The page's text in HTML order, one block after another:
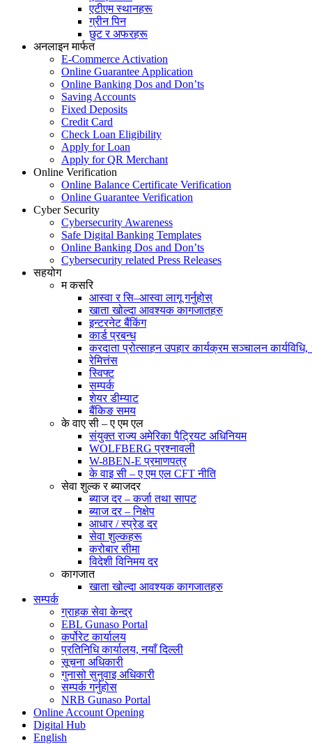
एटीएम स्थानहरू
ग्रीन पिन
छुट र अफरहरू
अनलाइन मार्फत
E-Commerce Activation
Online Guarantee Application
Online Banking Dos and Don’ts
Saving Accounts
Fixed Deposits
Credit Card
Check Loan Eligibility
Apply for Loan
Apply for QR Merchant
Online Verification
Online Balance Certificate Verification
Online Guarantee Verification
Cyber Security
Cybersecurity Awareness
Safe Digital Banking Templates
Online Banking Dos and Don’ts
Cybersecurity related Press Releases
सहयोग
म कसरि
आस्वा र सि–आस्वा लागू गर्नुहोस्
खाता खोल्दा आवश्यक कागजातहरु
इन्टरनेट बैंकिंग
कार्ड प्रबन्ध
करदाता प्रोत्साहन उपहार कार्यक्रम सञ्चालन
रेमित्तंस
स्विफ्ट
सम्पर्क
शेयर डीम्याट
बैंकिङ समय
के वाए सी – ए एम एल
संयुक्त राज्य अमेरिका पैट्रियट अधिनियम
WOLFBERG प्रश्नावली
W-8BEN-E प्रमाणपत्र
के वाइ सी – ए एम एल CFT नीति
सेवा शुल्क र ब्याजदर
ब्याज दर – कर्जा तथा सापट
ब्याज दर – निक्षेप
आधार / स्प्रेड दर
सेवा शुल्कहरू
करोबार सीमा
विदेशी विनिमय दर
कागजात
खाता खोल्दा आवश्यक कागजातहरु
सम्पर्क
ग्राहक सेवा केन्द्र
EBL Gunaso Portal
कर्पोरेट कार्यालय
प्रतिनिधि कार्यालय, नयाँ दिल्ली
सूचना अधिकारी
गुनासो सुनुवाइ अधिकारी
सम्पर्क गर्नुहोस
NRB Gunaso Portal
Online Account Opening
Digital Hub
English